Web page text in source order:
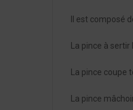
Il est composé
La pince à
La pince coupe
La pince